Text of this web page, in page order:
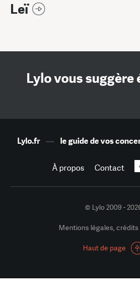
Leï
Lylo vous suggère
Lylo.fr— le guide de vos
À propos Contact
© Lylo 2009 -
Mentions légales, crédits
Haut de page